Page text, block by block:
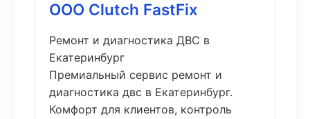
ООО Clutch FastFix
Ремонт и диагностика ДВС в
Екатеринбург
Премиальный сервис ремонт и
диагностика двс в Екатеринбург.
Комфорт для клиентов, контроль